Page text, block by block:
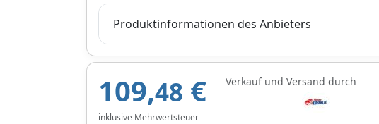
Produktinformationen des Anbieters
109,48 €
inklusive Mehrwertsteuer
Verkauf und Versand durch